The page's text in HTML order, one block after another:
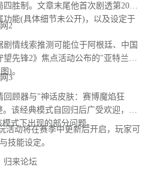
胜制。文章末尾他首次剧透第20赛
能(具体细节未公开)，以及设定于
情线索推测可能位于阿根廷、中国
先锋2》焦点活动公布的"亚特兰蒂
)。
顾器与"神话皮肤：赛博魔焰狂
该经典模式自回归后广受欢迎，日
式下出现的部分问题。
动将在赛季中更新后开启，玩家可
技能设定。
归来论坛